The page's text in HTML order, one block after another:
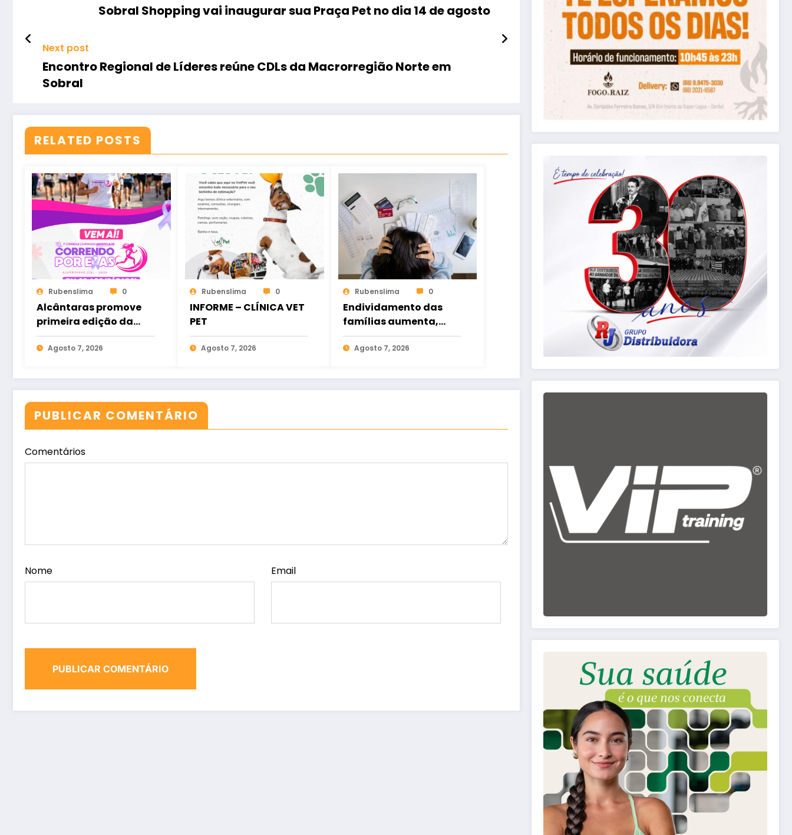
Sobral Shopping vai inaugurar sua Praça Pet no dia 14 de agosto
Next post
Encontro Regional de Líderes reúne CDLs da Macrorregião Norte em
Sobral
RELATED POSTS
Rubenslima 0
Alcântaras promove
primeira edição da
corrida e caminhada
“Correndo por Elas”
Agosto 7, 2026
Rubenslima 0
INFORME – CLÍNICA VET
PET
Agosto 7, 2026
Rubenslima 0
Endividamento das
famílias aumenta,
mas inadimplência cai
Agosto 7, 2026
PUBLICAR COMENTÁRIO
Comentários
Nome Email